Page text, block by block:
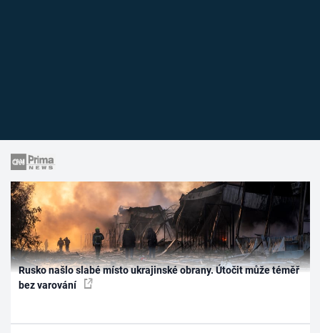
Rusko našlo slabé místo ukrajinské obrany. Útočit může téměř
bez varování